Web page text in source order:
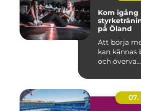
Kom igång
på Öland
Att börja
kan kännas
och övervä...
07.